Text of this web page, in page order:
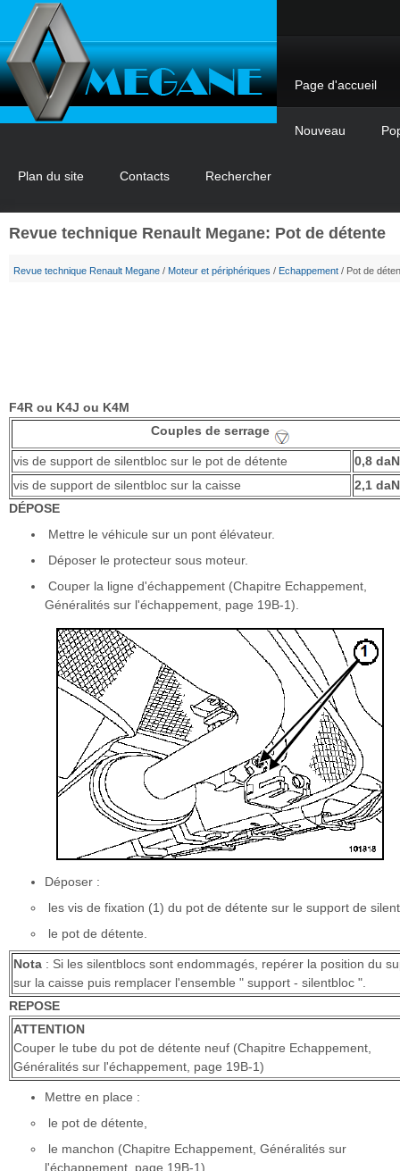
Page d'accueil
Nouveau
Plan du site Contacts Rechercher
Revue technique Renault Megane: Pot de détente
Revue technique Renault Megane / Moteur et périphériques / Echappement / Pot de
F4R ou K4J ou K4M
Couples de serrage
vis de support de silentbloc sur le pot de détente
0,8
vis de support de silentbloc sur la caisse
2,1
DÉPOSE
Mettre le véhicule sur un pont élévateur.
Déposer le protecteur sous moteur.
Couper la ligne d'échappement (Chapitre Echappement,
Généralités sur l'échappement, page 19B-1).
Déposer :
les vis de fixation (1) du pot de détente sur le support de
le pot de détente.
Nota : Si les silentblocs sont endommagés, repérer la position du
sur la caisse puis remplacer l'ensemble " support - silentbloc ".
REPOSE
ATTENTION
Couper le tube du pot de détente neuf (Chapitre Echappement,
Généralités sur l'échappement, page 19B-1)
Mettre en place :
le pot de détente,
le manchon (Chapitre Echappement, Généralités sur
l'échappement, page 19B-1).